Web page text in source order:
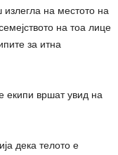
на местото на
на тоа лице
за итна
екипи вршат увид на
дека телото e